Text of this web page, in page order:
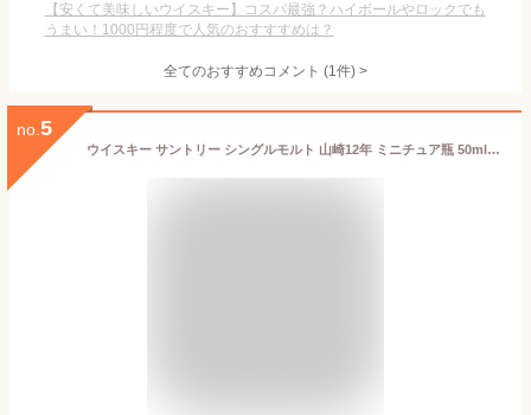
【安くて美味しいウイスキー】コスパ最強？ハイボールやロックでも
うまい！1000円程度で人気のおすすすめは？
全てのおすすめコメント (1件) >
no. 5
ウイスキー サントリー シングルモルト 山崎12年 ミニチュア瓶 50ml whisky ギフト プレゼント(4901777188938)